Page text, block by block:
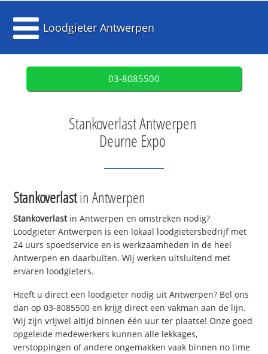
Loodgieter Antwerpen
03-8085500
Stankoverlast Antwerpen
Deurne Expo
Stankoverlastin Antwerpen
Stankoverlastin Antwerpen en omstreken nodig?
Loodgieter Antwerpen is een lokaal loodgietersbedrijf met
24 uurs spoedservice en is werkzaamheden in de heel
Antwerpen en daarbuiten. Wij werken uitsluitend met
ervaren loodgieters.
Heeft u direct een loodgieter nodig uit Antwerpen? Bel ons
dan op 03-8085500 en krijg direct een vakman aan de lijn.
Wij zijn vrijwel altijd binnen één uur ter plaatse! Onze goed
opgeleide medewerkers kunnen alle lekkages,
verstoppingen of andere ongemakken vaak binnen no time